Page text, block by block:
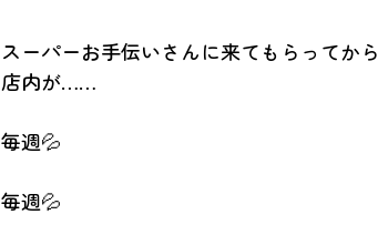
スーパーお手伝いさんに来てもらってから
店内が……
毎週💦
毎週💦